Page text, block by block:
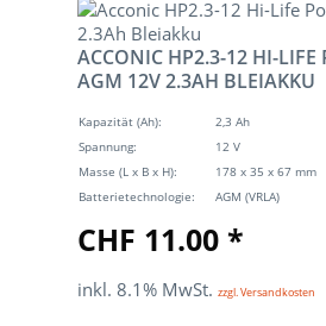
ACCONIC HP2.3-12 HI-LIFE
AGM 12V 2.3AH BLEIAKKU
Kapazität (Ah):
2,3 Ah
Spannung:
12 V
Masse (L x B x H):
178 x 35 x 67 mm
Batterietechnologie:
AGM (VRLA)
CHF 11.00 *
inkl. 8.1% MwSt. zzgl. Versandkosten